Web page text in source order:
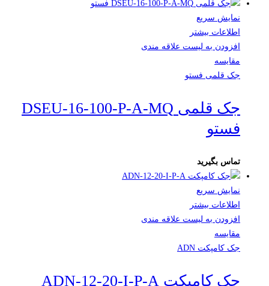
نمایش سریع
اطلاعات بیشتر
افزودن به لیست علاقه مندی
مقایسه
جک قلمی فستو
جک قلمی DSEU-16-100-P-A-MQ
فستو
تماس بگیرید
نمایش سریع
اطلاعات بیشتر
افزودن به لیست علاقه مندی
مقایسه
جک کامپکت ADN
جک کامپکت ADN-12-20-I-P-A